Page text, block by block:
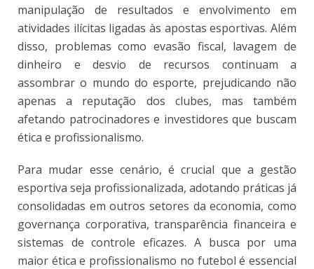
manipulação de resultados e envolvimento em
atividades ilícitas ligadas às apostas esportivas. Além
disso, problemas como evasão fiscal, lavagem de
dinheiro e desvio de recursos continuam a
assombrar o mundo do esporte, prejudicando não
apenas a reputação dos clubes, mas também
afetando patrocinadores e investidores que buscam
ética e profissionalismo.
Para mudar esse cenário, é crucial que a gestão
esportiva seja profissionalizada, adotando práticas já
consolidadas em outros setores da economia, como
governança corporativa, transparência financeira e
sistemas de controle eficazes. A busca por uma
maior ética e profissionalismo no futebol é essencial